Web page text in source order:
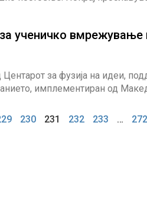
ученичко
за фузија на идеи,
имплементиран од
230 231 232 233 … 272